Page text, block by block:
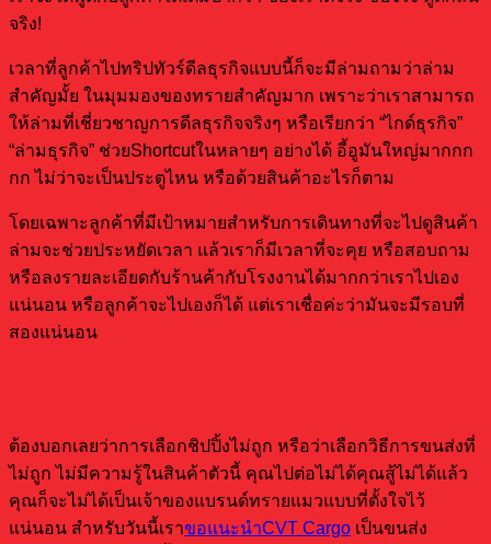
จริง!
เวลาที่ลูกค้าไปทริปทัวร์ดีลธุรกิจแบบนี้ก็จะมีล่ามถามว่าล่าม
สำคัญมั้ย ในมุมมองของทรายสำคัญมาก เพราะว่าเราสามารถ
ให้ล่ามที่เชี่ยวชาญการดีลธุรกิจจริงๆ หรือเรียกว่า “ไกด์ธุรกิจ”
“ล่ามธุรกิจ” ช่วยShortcutในหลายๆ อย่างได้ อี้อูมันใหญ่มากกก
กก ไม่ว่าจะเป็นประตูไหน หรือด้วยสินค้าอะไรก็ตาม
โดยเฉพาะลูกค้าที่มีเป้าหมายสำหรับการเดินทางที่จะไปดูสินค้า
ล่ามจะช่วยประหยัดเวลา แล้วเราก็มีเวลาที่จะคุย หรือสอบถาม
หรือลงรายละเอียดกับร้านค้ากับโรงงานได้มากกว่าเราไปเอง
แน่นอน หรือลูกค้าจะไปเองก็ได้ แต่เราเชื่อค่ะว่ามันจะมีรอบที่
สองแน่นอน
ต้องบอกเลยว่าการเลือกชิปปิ้งไม่ถูก หรือว่าเลือกวิธีการขนส่งที่
ไม่ถูก ไม่มีความรู้ในสินค้าตัวนี้ คุณไปต่อไม่ได้คุณสู้ไม่ได้แล้ว
คุณก็จะไม่ได้เป็นเจ้าของแบรนด์ทรายแมวแบบที่ตั้งใจไว้
แน่นอน สำหรับวันนี้เราขอแนะนำCVT Cargo เป็นขนส่ง